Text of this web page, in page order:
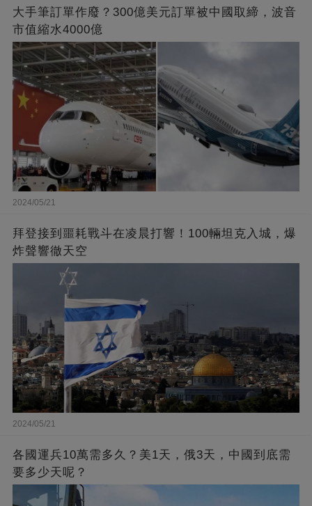
大手筆訂單作廢？300億美元訂單被中國取締，波音
市值縮水4000億
2024/05/21
拜登接到噩耗戰斗在凌晨打響！100輛坦克入城，爆
炸聲響徹天空
2024/05/21
各國運兵10萬需多久？美1天，俄3天，中國到底需
要多少天呢？